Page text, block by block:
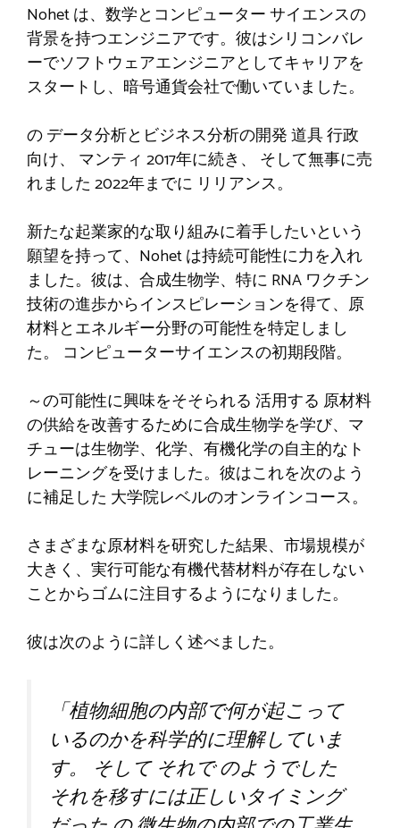
Nohet は、数学とコンピューター サイエンスの
背景を持つエンジニアです。彼はシリコンバレ
ーでソフトウェアエンジニアとしてキャリアを
スタートし、暗号通貨会社で働いていました。
のデータ分析とビジネス分析の開発道具行政
向け、 マンティ 2017年に続き、 そして無事に売
れました2022年までに リリアンス。
新たな起業家的な取り組みに着手したいという
願望を持って、Nohet は持続可能性に力を入れ
ました。彼は、合成生物学、特に RNA ワクチン
技術の進歩からインスピレーションを得て、原
材料とエネルギー分野の可能性を特定しまし
た。 コンピューターサイエンスの初期段階。
～の可能性に興味をそそられる 活用する 原材料
の供給を改善するために合成生物学を学び、マ
チューは生物学、化学、有機化学の自主的なト
レーニングを受けました。彼はこれを次のよう
に補足した 大学院レベルのオンラインコース。
さまざまな原材料を研究した結果、市場規模が
大きく、実行可能な有機代替材料が存在しない
ことからゴムに注目するようになりました。
彼は次のように詳しく述べました。
「植物細胞の内部で何が起こって
いるのかを科学的に理解していま
す。 そしてそれでのようでした
それを移すには正しいタイミング